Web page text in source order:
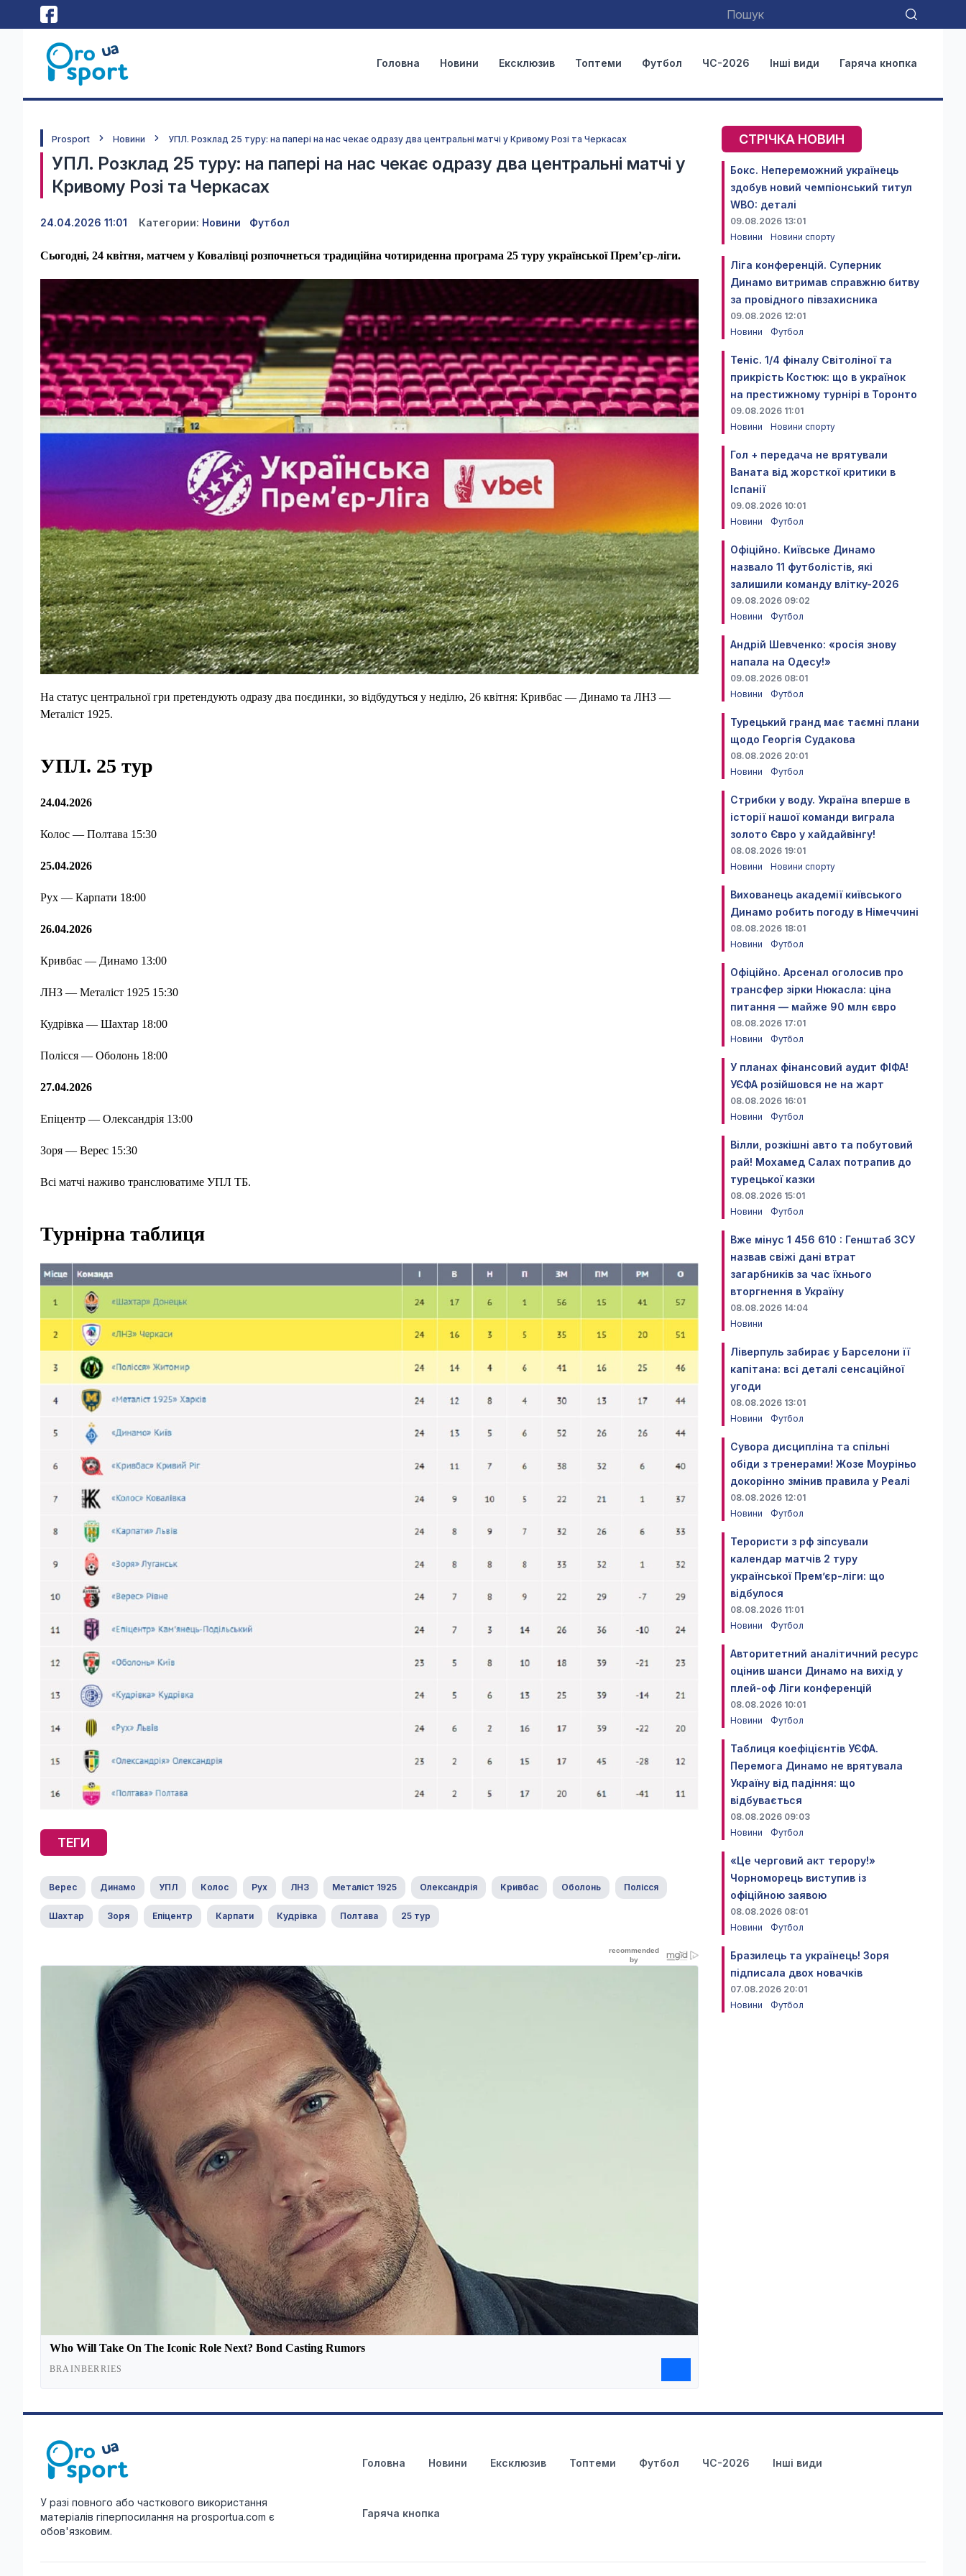
Головна Новини Ексклюзив Топтеми Футбол ЧС-2026 Інші види Гаряча кнопка
Prosport Новини УПЛ. Розклад 25 туру: на папері на нас чекає одразу два центральні матчі у Кривому Розі та Черкасах
УПЛ. Розклад 25 туру: на папері на нас чекає одразу два центральні матчі у
Кривому Розі та Черкасах
24.04.2026 11:01 Категории: Новини Футбол
Сьогодні, 24 квітня, матчем у Ковалівці розпочнеться традиційна чотириденна програма 25 туру української Прем’єр-ліги.
На статус центральної гри претендують одразу два поєдинки, зо відбудуться у неділю, 26 квітня: Кривбас — Динамо та ЛНЗ —
Металіст 1925.
УПЛ. 25 тур
24.04.2026
Колос — Полтава 15:30
25.04.2026
Рух — Карпати 18:00
26.04.2026
Кривбас — Динамо 13:00
ЛНЗ — Металіст 1925 15:30
Кудрівка — Шахтар 18:00
Полісся — Оболонь 18:00
27.04.2026
Епіцентр — Олександрія 13:00
Зоря — Верес 15:30
Всі матчі наживо транслюватиме УПЛ ТБ.
Турнірна таблиця
ТЕГИ
Верес Динамо УПЛ Колос Рух ЛНЗ Металіст 1925 Олександрія Кривбас Оболонь Полісся
Шахтар Зоря Епіцентр Карпати Кудрівка Полтава 25 тур
СТРІЧКА НОВИН
Бокс. Непереможний українець
здобув новий чемпіонський титул
WBO: деталі
09.08.2026 13:01
Новини
Новини спорту
Ліга конференцій. Суперник
Динамо витримав справжню битву
за провідного півзахисника
09.08.2026 12:01
Новини
Футбол
Теніс. 1/4 фіналу Світоліної та
прикрість Костюк: що в українок
на престижному турнірі в Торонто
09.08.2026 11:01
Новини
Новини спорту
Гол + передача не врятували
Ваната від жорсткої критики в
Іспанії
09.08.2026 10:01
Новини
Футбол
Офіційно. Київське Динамо
назвало 11 футболістів, які
залишили команду влітку-2026
09.08.2026 09:02
Новини
Футбол
Андрій Шевченко: «росія знову
напала на Одесу!»
09.08.2026 08:01
Новини
Футбол
Турецький гранд має таємні плани
щодо Георгія Судакова
08.08.2026 20:01
Новини
Футбол
Стрибки у воду. Україна вперше в
історії нашої команди виграла
золото Євро у хайдайвінгу!
08.08.2026 19:01
Новини
Новини спорту
Вихованець академії київського
Динамо робить погоду в Німеччині
08.08.2026 18:01
Новини
Футбол
Офіційно. Арсенал оголосив про
трансфер зірки Нюкасла: ціна
питання — майже 90 млн євро
08.08.2026 17:01
Новини
Футбол
У планах фінансовий аудит ФІФА!
УЄФА розійшовся не на жарт
08.08.2026 16:01
Новини
Футбол
Вілли, розкішні авто та побутовий
рай! Мохамед Салах потрапив до
турецької казки
08.08.2026 15:01
Новини
Футбол
Вже мінус 1 456 610 : Генштаб ЗСУ
назвав свіжі дані втрат
загарбників за час їхнього
вторгнення в Україну
08.08.2026 14:04
Новини
Ліверпуль забирає у Барселони її
капітана: всі деталі сенсаційної
угоди
08.08.2026 13:01
Новини
Футбол
Сувора дисципліна та спільні
обіди з тренерами! Жозе Моуріньо
докорінно змінив правила у Реалі
08.08.2026 12:01
Новини
Футбол
Терористи з рф зіпсували
календар матчів 2 туру
української Прем’єр-ліги: що
відбулося
08.08.2026 11:01
Новини
Футбол
Авторитетний аналітичний ресурс
оцінив шанси Динамо на вихід у
плей-оф Ліги конференцій
08.08.2026 10:01
Новини
Футбол
Таблиця коефіцієнтів УЄФА.
Перемога Динамо не врятувала
Україну від падіння: що
відбувається
08.08.2026 09:03
Новини
Футбол
«Це черговий акт терору!»
Чорноморець виступив із
офіційною заявою
08.08.2026 08:01
Новини
Футбол
Бразилець та українець! Зоря
підписала двох новачків
07.08.2026 20:01
Новини
Футбол
У разі повного або часткового використання
матеріалів гіперпосилання на prosportua.com є
обов'язковим.
Головна Новини Ексклюзив Топтеми Футбол ЧС-2026 Інші види
Гаряча кнопка